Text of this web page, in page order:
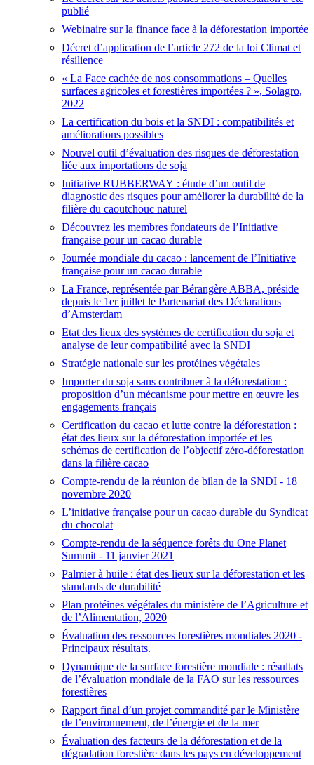
publié
Webinaire sur la finance face à la déforestation importée
Décret d’application de l’article 272 de la loi Climat et
résilience
« La Face cachée de nos consommations – Quelles
surfaces agricoles et forestières importées ? », Solagro,
2022
La certification du bois et la SNDI : compatibilités et
améliorations possibles
Nouvel outil d’évaluation des risques de déforestation
liée aux importations de soja
Initiative RUBBERWAY : étude d’un outil de
diagnostic des risques pour améliorer la durabilité de la
filière du caoutchouc naturel
Découvrez les membres fondateurs de l’Initiative
française pour un cacao durable
Journée mondiale du cacao : lancement de l’Initiative
française pour un cacao durable
La France, représentée par Bérangère ABBA, préside
depuis le 1er juillet le Partenariat des Déclarations
d’Amsterdam
Etat des lieux des systèmes de certification du soja et
analyse de leur compatibilité avec la SNDI
Stratégie nationale sur les protéines végétales
Importer du soja sans contribuer à la déforestation :
proposition d’un mécanisme pour mettre en œuvre les
engagements français
Certification du cacao et lutte contre la déforestation :
état des lieux sur la déforestation importée et les
schémas de certification de l’objectif zéro-déforestation
dans la filière cacao
Compte-rendu de la réunion de bilan de la SNDI - 18
novembre 2020
L’initiative française pour un cacao durable du Syndicat
du chocolat
Compte-rendu de la séquence forêts du One Planet
Summit - 11 janvier 2021
Palmier à huile : état des lieux sur la déforestation et les
standards de durabilité
Plan protéines végétales du ministère de l’Agriculture et
de l’Alimentation, 2020
Évaluation des ressources forestières mondiales 2020 -
Principaux résultats.
Dynamique de la surface forestière mondiale : résultats
de l’évaluation mondiale de la FAO sur les ressources
forestières
Rapport final d’un projet commandité par le Ministère
de l’environnement, de l’énergie et de la mer
Évaluation des facteurs de la déforestation et de la
dégradation forestière dans les pays en développement